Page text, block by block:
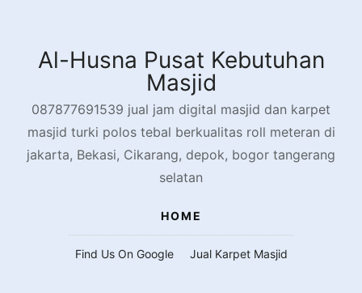
contentAl-Husna Pusat Kebutuhan
Masjid
087877691539 jual jam digital masjid dan karpet
masjid turki polos tebal berkualitas roll meteran di
jakarta, Bekasi, Cikarang, depok, bogor tangerang
selatan
HOME
Find Us On Google Jual Karpet Masjid